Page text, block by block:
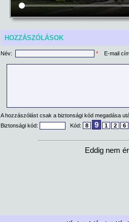
HOZZÁSZÓLÁSOK
Név: * E-mail
A hozzászólást csak a biztonsági kód megadása
Biztonsági kód:
Kód: 8 9 1 2 6
Eddig nem